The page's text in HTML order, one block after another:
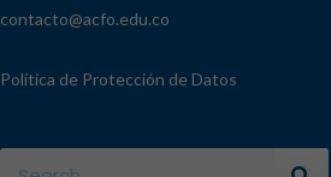
contacto@acfo.edu.co
Política de Protección de Datos